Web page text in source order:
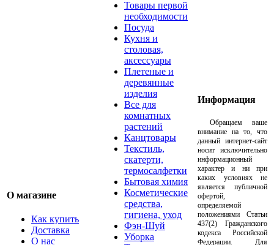
О магазине
Как купить
Доставка
О нас
Товары первой
необходимости
Посуда
Кухня и
столовая,
аксессуары
Плетеные и
деревянные
изделия
Все для
комнатных
растений
Канцтовары
Текстиль,
скатерти,
термосалфетки
Бытовая химия
Косметические
средства,
гигиена, уход
Фэн-Шуй
Уборка
Информация
Обращаем ваше
внимание на то, что
данный интернет-сайт
носит исключительно
информационный
характер и ни при
каких условиях не
является публичной
офертой,
определяемой
положениями Статьи
437(2) Гражданского
кодекса Российской
Федерации. Для